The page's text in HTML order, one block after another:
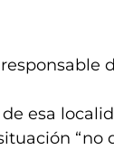
esa
“no